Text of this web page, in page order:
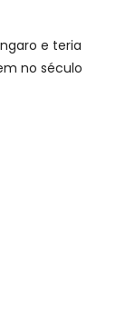
e teria
no século